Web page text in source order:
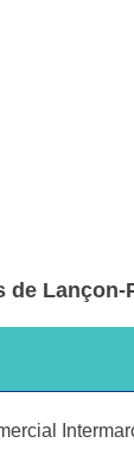
de Lançon-